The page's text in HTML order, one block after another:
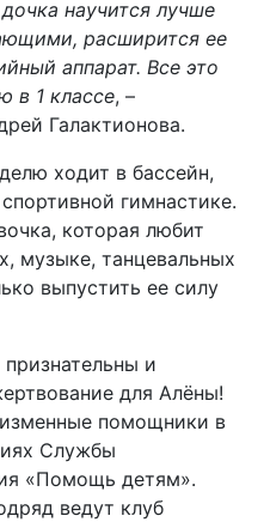
научится лучше
расширится ее
аппарат. Все это
в 1 классе, –
Галактионова.
ходит в бассейн,
гимнастике.
которая любит
музыке, танцевальных
выпустить ее силу
и
для Алёны!
помощники в
Службы
«Помощь детям».
ведут клуб